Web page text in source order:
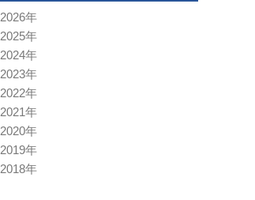
2026年
2025年
2024年
2023年
2022年
2021年
2020年
2019年
2018年